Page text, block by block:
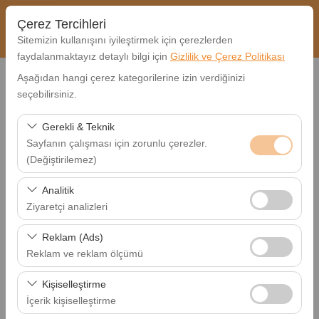
Çerez Tercihleri
Sitemizin kullanışını iyileştirmek için çerezlerden
faydalanmaktayız detaylı bilgi için Gizlilik ve Çerez Politikası
Aşağıdan hangi çerez kategorilerine izin verdiğinizi
seçebilirsiniz.
Gerekli & Teknik
Sayfanın çalışması için zorunlu çerezler.
(Değiştirilemez)
Bu çerezler sitenin doğru şekilde çalışması, güvenlik,
oturum yönetimi ve temel işlevler için gereklidir. Devre
dışı bırakılamaz.
Analitik
Ziyaretçi analizleri
Bu çerezler, sitemizin nasıl kullanıldığını (ziyaretçi sayısı,
en çok ziyaret edilen sayfalar, kullanıcı davranışları)
analiz etmemizi sağlar. Bu veriler, web sitesi
performansını ölçmek ve kullanıcı deneyimini sürekli
iyileştirmek için kullanılır.
Reklam (Ads)
Reklam ve reklam ölçümü
Bu çerezler, size ilgi alanlarınıza uygun kişiselleştirilmiş
reklamlar göstermemize ve reklam kampanyalarımızın
etkinliğini (gösterim sayısı, tıklama oranı) ölçmemize
Kişiselleştirme
İçerik kişiselleştirme
Anasayfa
Kiralık Araçlar
FİAT EGEA
FİAT EGEA
OPEL CORSA
RENAULT TALİANT
RENAULT MEGANE
OPEL CROSLAND
OPEL MOKKA
OPEL ZAFİRA
MERCEDES CLA180